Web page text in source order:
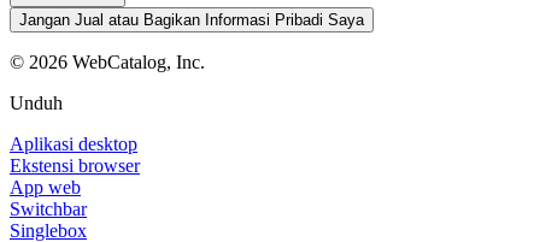
Jangan Jual atau Bagikan Informasi Pribadi Saya
© 2026 WebCatalog, Inc.
Unduh
Aplikasi desktop
Ekstensi browser
App web
Switchbar
Singlebox